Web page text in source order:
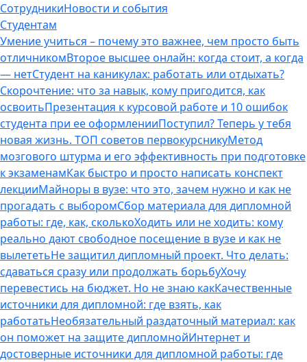
СотрудникиНовости и события
Студентам
Умение учиться – почему это важнее, чем просто быть
отличникомВторое высшее онлайн: когда стоит, а когда
— нетСтудент на каникулах: работать или отдыхать?
Скорочтение: что за навык, кому пригодится, как
освоитьПрезентация к курсовой работе и 10 ошибок
студента при ее оформленииПоступил? Теперь у тебя
новая жизнь. ТОП советов первокурсникуМетод
мозгового штурма и его эффективность при подготовке
к экзаменамКак быстро и просто написать конспект
лекцииМайноры в вузе: что это, зачем нужно и как не
прогадать с выборомСбор материала для дипломной
работы: где, как, сколькоХодить или не ходить: кому
реально дают свободное посещение в вузе и как не
вылететьНе защитил дипломный проект. Что делать:
сдаваться сразу или продолжать борьбуХочу
перевестись на бюджет. Но не знаю какКачественные
источники для дипломной: где взять, как
работатьНеобязательный раздаточный материал: как
он поможет на защите дипломнойИнтернет и
достоверные источники для дипломной работы: где